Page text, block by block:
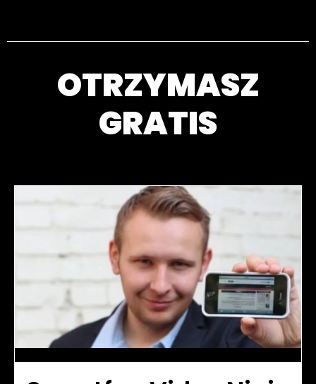
OTRZYMASZ
GRATIS